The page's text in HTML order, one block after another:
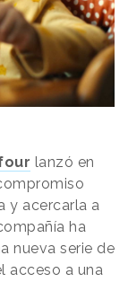
lanzó en
y acercarla a
ha
nueva serie de
acceso a una